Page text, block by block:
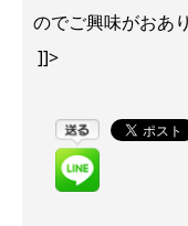
のでご興味がおあ
]]>